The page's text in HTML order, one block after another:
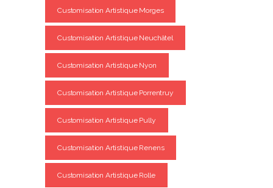
Customisation Artistique Morges
Customisation Artistique Neuchâtel
Customisation Artistique Nyon
Customisation Artistique Porrentruy
Customisation Artistique Pully
Customisation Artistique Renens
Customisation Artistique Rolle